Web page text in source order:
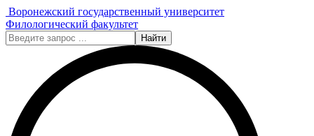
Воронежский государственный университет
Филологический факультет
Найти